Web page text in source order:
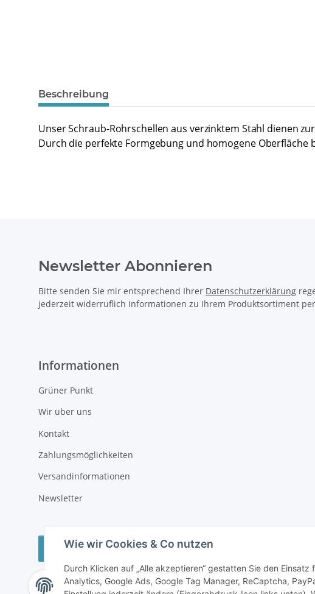
Wie wir Cookies & Co nutzen
Durch Klicken auf „Alle akzeptieren“ gestatten Sie den
Analytics, Google Ads, Google Tag Manager, ReCaptcha,
Beschreibung
Unser Schraub-Rohrschellen aus verzinktem Stahl dienen
Durch die perfekte Formgebung und homogene
Newsletter Abonnieren
Bitte senden Sie mir entsprechend Ihrer Datenschutzerklärung
jederzeit widerruflich Informationen zu Ihrem Produktsortiment
Informationen
Grüner Punkt
Wir über uns
Kontakt
Zahlungsmöglichkeiten
Versandinformationen
Newsletter
Vertrag widerrufen